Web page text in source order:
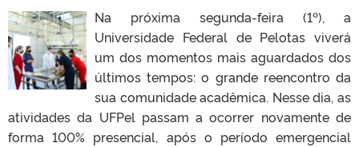
Na próxima segunda-feira (1º), a
Universidade Federal de Pelotas viverá
um dos momentos mais aguardados dos
últimos tempos: o grande reencontro da
sua comunidade acadêmica. Nesse dia, as
atividades da UFPel passam a ocorrer novamente de
forma 100% presencial, após o período emergencial